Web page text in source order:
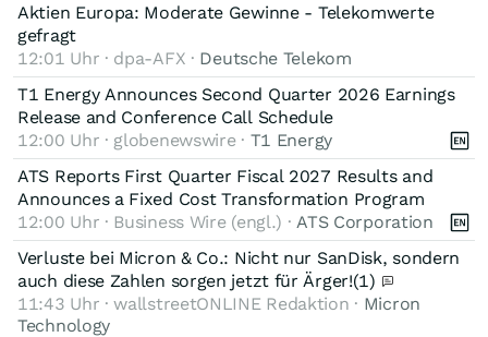
Aktien Europa: Moderate Gewinne - Telekomwerte
gefragt
12:01 Uhr · dpa-AFX · Deutsche Telekom
T1 Energy Announces Second Quarter 2026 Earnings
Release and Conference Call Schedule
12:00 Uhr · globenewswire · T1 Energy
ATS Reports First Quarter Fiscal 2027 Results and
Announces a Fixed Cost Transformation Program
12:00 Uhr · Business Wire (engl.) · ATS Corporation
Verluste bei Micron & Co.: Nicht nur SanDisk, sondern
auch diese Zahlen sorgen jetzt für Ärger!(1)
11:43 Uhr · wallstreetONLINE Redaktion · Micron
Technology